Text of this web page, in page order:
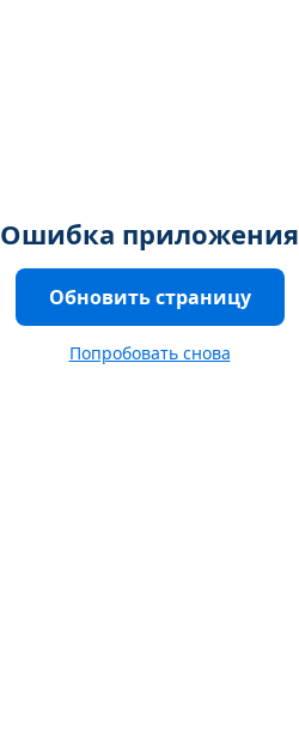
Ошибка приложения
Обновить страницу
Попробовать снова